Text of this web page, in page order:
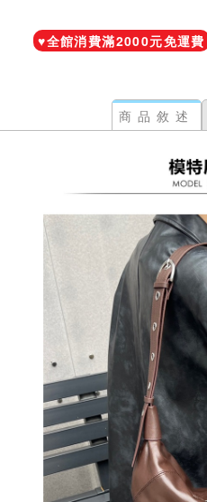
♥️全館消費滿2000元免運費
商品敘述